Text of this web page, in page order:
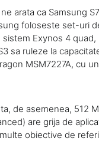
arata ca Samsung
foloseste set-uri
sistem Exynos 4
sa ruleze la
MSM7227A, cu
de asemenea, 512
are grija de
obiective de